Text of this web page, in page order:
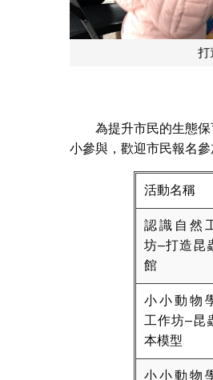
為提升市民的生態
小參與，歡迎市民報名參
活動名稱
認識自然
坊–打造昆
館
小小動物
工作坊–昆
本模型
小小動物